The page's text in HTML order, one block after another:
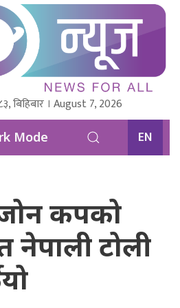
बिहिबार । August 7, 2026
Mode EN
कपको
नेपाली टोली